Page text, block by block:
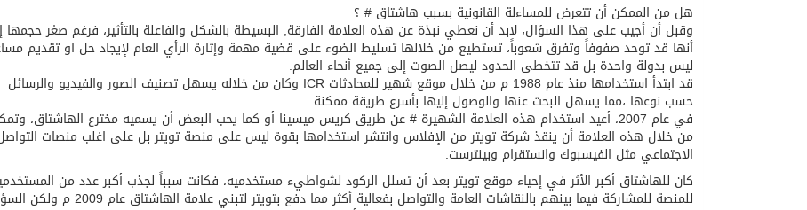
هل من الممكن أن تتعرض للمساءلة القانونية بسبب هاشتاق # ؟
وقبل أن أجيب على هذا السؤال، لابد أن نعطي نبذة عن هذه العلامة الفارقة, البسيطة بالشكل والفاعلة بالتأثير، فرغم صغر حجمها
أنها قد توحد صفوفاً وتفرق شعوباً، تستطيع من خلالها تسليط الضوء على قضية مهمة وإثارة الرأي العام لإيجاد حل او تقديم
ليس بدولة واحدة بل قد تتخطى الحدود ليصل الصوت إلى جميع أنحاء العالم.
قد ابتدأ استخدامها منذ عام 1988 م من خلال موقع شهير للمحادثات ICR وكان من خلاله يسهل تصنيف الصور والفيديو والرسائل
حسب نوعها ،مما يسهل البحث عنها والوصول إليها بأسرع طريقة ممكنة.
في عام 2007، أعيد استخدام هذه العلامة الشهيرة # عن طريق كريس ميسينا أو كما يحب البعض أن يسميه مخترع الهاشتاق،
من خلال هذه العلامة أن ينقذ شركة تويتر من الإفلاس وانتشر استخدامها بقوة ليس على منصة تويتر بل على اغلب منصات
الاجتماعي مثل الفيسبوك وانستقرام وبينترست.
كان للهاشتاق أكبر الأثر في إحياء موقع تويتر بعد أن تسلل الركود لشواطيء مستخدميه، فكانت سبباً لجذب أكبر عدد من
للمنصة للمشاركة فيما بينهم بالنقاشات العامة والتواصل بفعالية أكثر مما دفع بتويتر لتبني علامة